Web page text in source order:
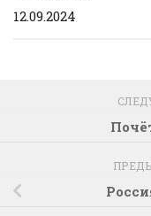
12.09.2024